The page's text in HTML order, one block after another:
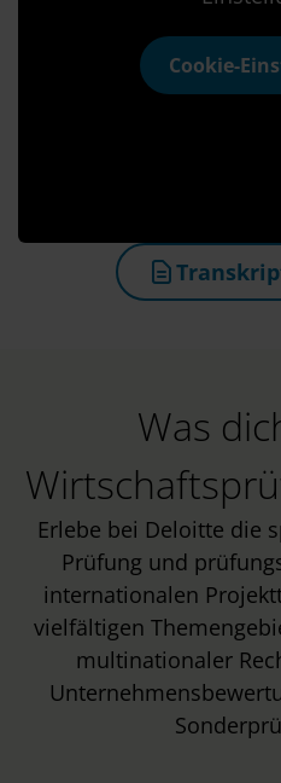
Cookie-
Was
Erlebe bei Deloitte die
Prüfung und
internationalen
vielfältigen
multinationaler